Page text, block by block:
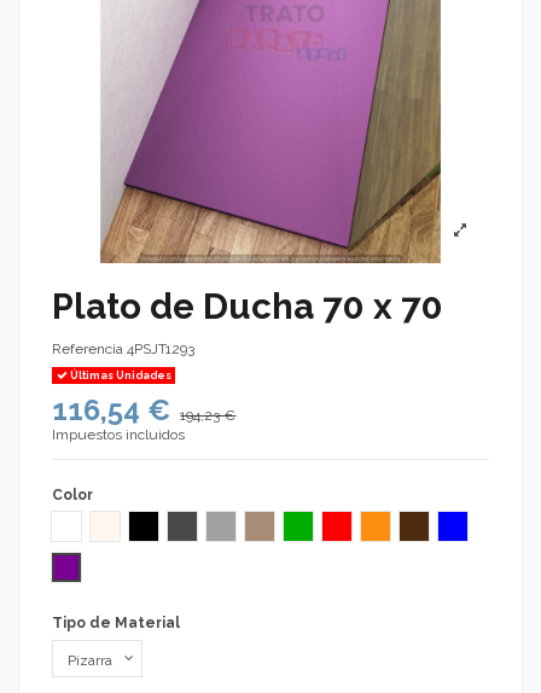
Plato de Ducha 70 x 70
Referencia 4PSJT1293
Últimas Unidades
116,54 €
194,23 €
Impuestos incluidos
Color
Tipo de Material